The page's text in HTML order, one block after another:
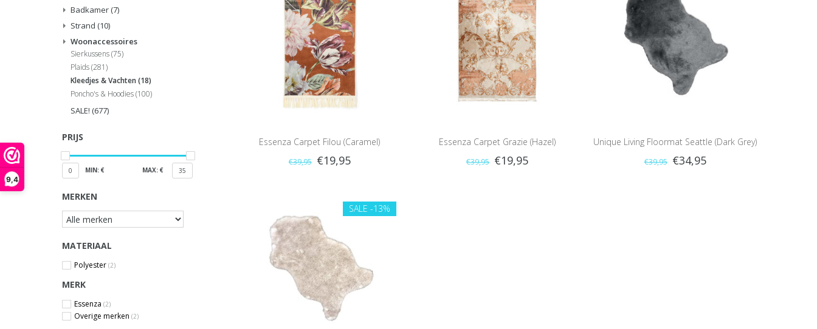
9,4
Badkamer (7)
Strand (10)
Woonaccessoires
Sierkussens(75)
Plaids(281)
Kleedjes & Vachten (18)
Poncho's & Hoodies(100)
SALE! (677)
PRIJS
0 MIN: € MAX: € 35
MERKEN
MATERIAAL
Polyester (2)
MERK
Essenza (2)
Overige merken (2)
Essenza Carpet Filou (Caramel)
€39,95 €19,95
Essenza Carpet Grazie (Hazel)
€39,95 €19,95
Unique Living Floormat Seattle (Dark Grey)
€39,95 €34,95
SALE -13%